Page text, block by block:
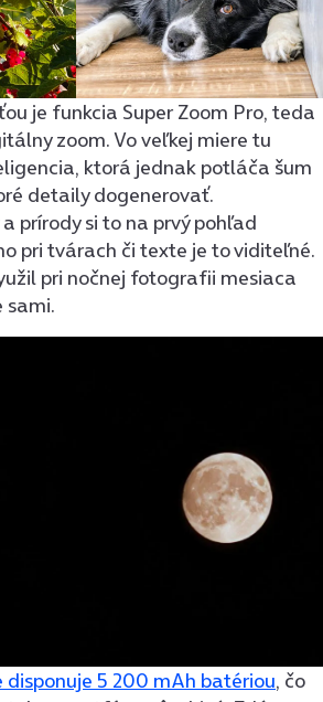
je funkcia Super Zoom Pro, teda
zoom. Vo veľkej miere tu
ktorá jednak potláča šum
detaily dogenerovať.
prírody si to na prvý pohľad
pri tvárach či texte je to viditeľné.
pri nočnej fotografii mesiaca
sami.
5 200 mAh batériou, čo